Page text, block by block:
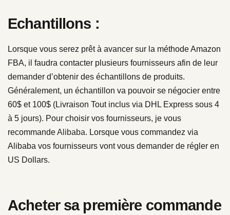
Echantillons :
Lorsque vous serez prêt à avancer sur la méthode Amazon
FBA, il faudra contacter plusieurs fournisseurs afin de leur
demander d’obtenir des échantillons de produits.
Généralement, un échantillon va pouvoir se négocier entre
60$ et 100$ (Livraison Tout inclus via DHL Express sous 4
à 5 jours). Pour choisir vos fournisseurs, je vous
recommandeAlibaba. Lorsque vous commandez via
Alibaba vos fournisseurs vont vous demander de régler en
US Dollars.
Acheter sa première commande